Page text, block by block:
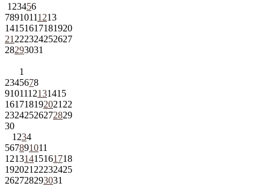
1 23456
78910111213
14151617181920
21 222324252627
28293031
1
2345678
9101112131415
161718192021 22
23242526272829
30
1 234
567891011
12131415161718
192021 22232425
262728293031